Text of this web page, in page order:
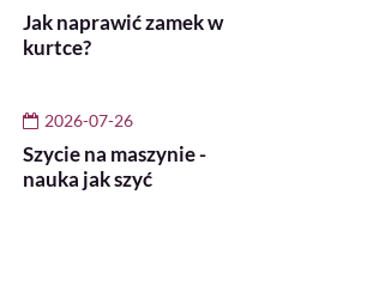
Jak naprawić zamek w
kurtce?
2026-07-26
Szycie na maszynie -
nauka jak szyć